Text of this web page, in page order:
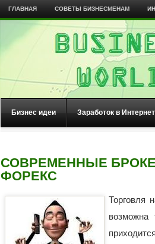
ГЛАВНАЯ СОВЕТЫ БИЗНЕСМЕНАМ
Бизнес идеи Заработок в
СОВРЕМЕННЫЕ
ФОРЕКС
Торговля
возможна